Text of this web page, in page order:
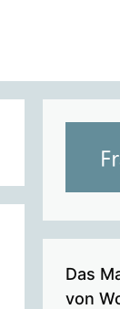
Das
von